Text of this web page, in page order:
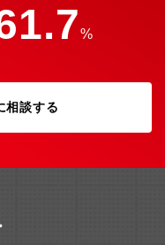
%
相談する